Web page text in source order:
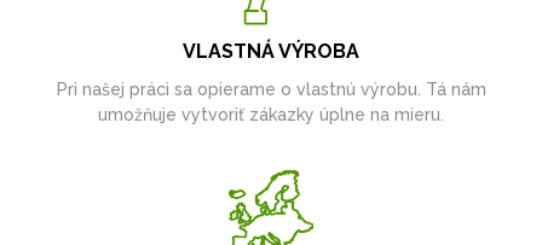
VLASTNÁ VÝROBA
Pri našej práci sa opierame o vlastnú výrobu. Tá nám
umožňuje vytvoriť zákazky úplne na mieru.